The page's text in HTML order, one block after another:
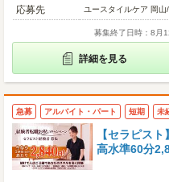
応募先 ユースタイルケア 岡山
募集終了日時：8月
詳細を見る
急募 アルバイト・パート 短期 未
【セラピス
高水準60分